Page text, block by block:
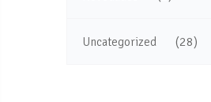
Uncategorized (28)